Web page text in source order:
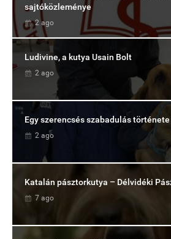
sajtóközleménye
2 ago
Ludivine, a kutya Usain Bolt
2 ago
Egy szerencsés szabadulás története
2 ago
Katalán pásztorkutya – Délvidéki
7 ago